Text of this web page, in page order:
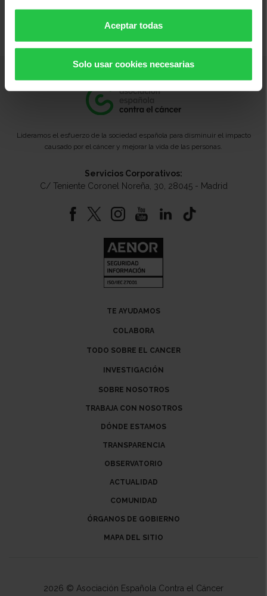
Aceptar todas
Solo usar cookies necesarias
Lideramos el esfuerzo de la sociedad española para disminuir el impacto
causado por el cáncer y mejorar la vida de las personas.
Servicios Corporativos:
C/ Teniente Coronel Noreña, 30, 28045 - Madrid
TE AYUDAMOS
COLABORA
TODO SOBRE EL CANCER
INVESTIGACIÓN
SOBRE NOSOTROS
TRABAJA CON NOSOTROS
DÓNDE ESTAMOS
TRANSPARENCIA
OBSERVATORIO
ACTUALIDAD
COMUNIDAD
ÓRGANOS DE GOBIERNO
MAPA DEL SITIO
2026 © Asociación Española Contra el Cáncer